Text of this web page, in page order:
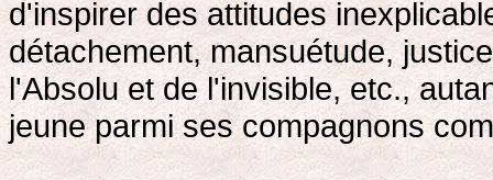
d'inspirer des attitudes
détachement, mansuétude,
l'Absolu et de l'invisible, etc.,
jeune parmi ses compagnons